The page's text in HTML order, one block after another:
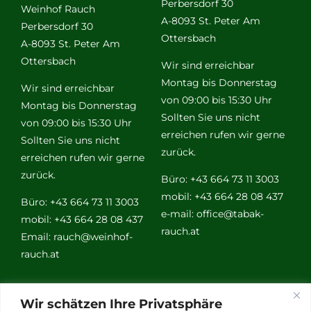
Wir schätzen Ihre Privatsphäre
Weinhof Rauch
Perbersdorf 30
A-8093 St. Peter Am
Ottersbach
Wir sind erreichbar
Montag bis Donnerstag
von 09:00 bis 15:30 Uhr
Sollten Sie uns nicht
erreichen rufen wir gerne
zurück.
Büro: +43 664 73 11 3003
mobil: +43 664 28 08 437
Email: rauch@weinhof-
rauch.at
Perbersdorf 30
A-8093 St. Peter Am
Ottersbach
Wir sind erreichbar
Montag bis Donnerstag
von 09:00 bis 15:30 Uhr
Sollten Sie uns nicht
erreichen rufen wir gerne
zurück.
Büro: +43 664 73 11 3003
mobil: +43 664 28 08 437
e-mail: office@tabak-
rauch.at
Weitere